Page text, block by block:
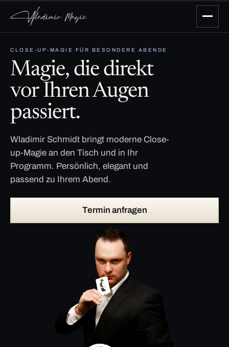
CLOSE-UP-MAGIE FÜR BESONDERE ABENDE
Magie, die direkt
vor Ihren Augen
passiert.
Wladimir Schmidt bringt moderne Close-
up-Magie an den Tisch und in Ihr
Programm. Persönlich, elegant und
passend zu Ihrem Abend.
Termin anfragen